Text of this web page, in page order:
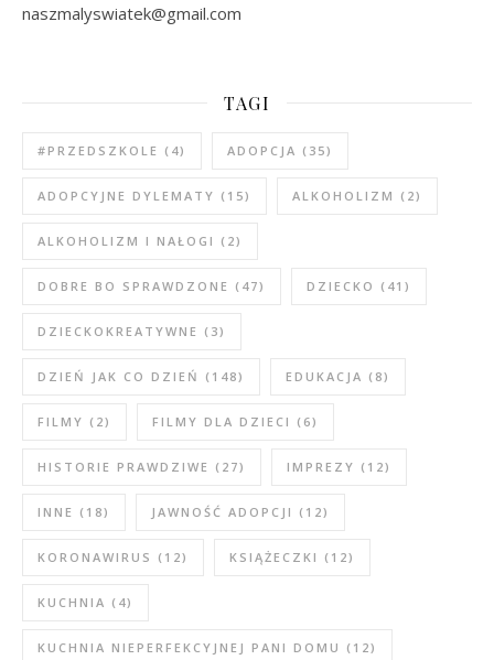
naszmalyswiatek@gmail.com
TAGI
#PRZEDSZKOLE (4) ADOPCJA (35)
ADOPCYJNE DYLEMATY (15) ALKOHOLIZM (2)
ALKOHOLIZM I NAŁOGI (2)
DOBRE BO SPRAWDZONE (47) DZIECKO (41)
DZIECKOKREATYWNE (3)
DZIEŃ JAK CO DZIEŃ (148) EDUKACJA (8)
FILMY (2) FILMY DLA DZIECI (6)
HISTORIE PRAWDZIWE (27) IMPREZY (12)
INNE (18) JAWNOŚĆ ADOPCJI (12)
KORONAWIRUS (12) KSIĄŻECZKI (12)
KUCHNIA (4)
KUCHNIA NIEPERFEKCYJNEJ PANI DOMU (12)